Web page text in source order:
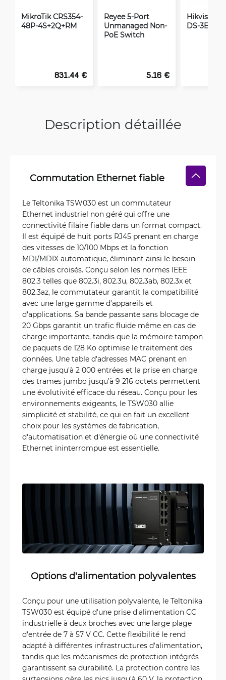
MikroTik CRS354-
48P-4S+2Q+RM
831.44 €
Reyee 5-Port
Unmanaged Non-
PoE Switch
5.16 €
Hikvision
DS-
Description détaillée
Commutation Ethernet fiable
Le Teltonika TSW030 est un commutateur
Ethernet industriel non géré qui offre une
connectivité filaire fiable dans un format compact.
Il est équipé de huit ports RJ45 prenant en charge
des vitesses de 10/100 Mbps et la fonction
MDI/MDIX automatique, éliminant ainsi le besoin
de câbles croisés. Conçu selon les normes IEEE
802.3 telles que 802.3i, 802.3u, 802.3ab, 802.3x et
802.3az, le commutateur garantit la compatibilité
avec une large gamme d'appareils et
d'applications. Sa bande passante sans blocage de
20 Gbps garantit un trafic fluide même en cas de
charge importante, tandis que la mémoire tampon
de paquets de 128 Ko optimise le traitement des
données. Une table d'adresses MAC prenant en
charge jusqu'à 2 000 entrées et la prise en charge
des trames jumbo jusqu'à 9 216 octets permettent
une évolutivité efficace du réseau. Conçu pour les
environnements exigeants, le TSW030 allie
simplicité et stabilité, ce qui en fait un excellent
choix pour les systèmes de fabrication,
d'automatisation et d'énergie où une connectivité
Ethernet ininterrompue est essentielle.
Options d'alimentation polyvalentes
Conçu pour une utilisation polyvalente, le Teltonika
TSW030 est équipé d'une prise d'alimentation CC
industrielle à deux broches avec une large plage
d'entrée de 7 à 57 V CC. Cette flexibilité le rend
adapté à différentes infrastructures d'alimentation,
tandis que les mécanismes de protection intégrés
garantissent sa durabilité. La protection contre les